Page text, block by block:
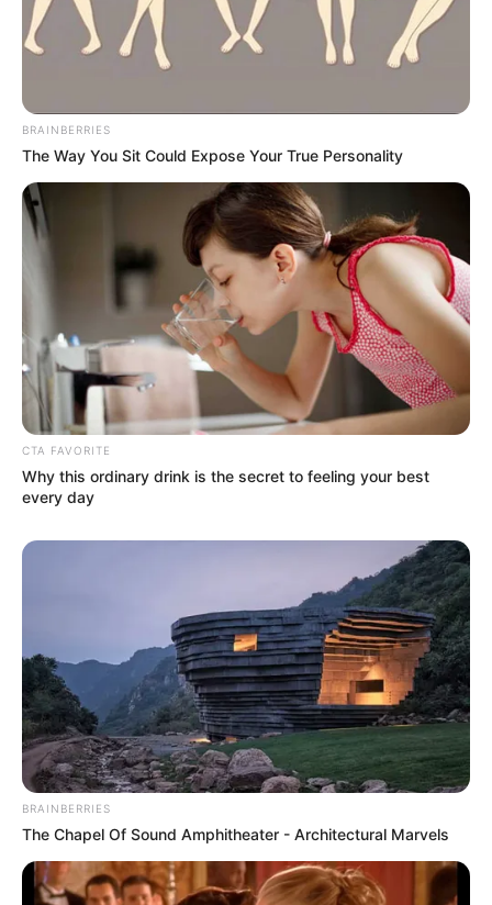
“Lehet, hogy végig ott volt a megoldás a szemünk
információkat?” – úgy gondolja érdemes ezen
BRAINBERRIES
The Way You Sit Could Expose Your True Personality
CTA FAVORITE
Why this ordinary drink is the secret to feeling your best
every day
BRAINBERRIES
The Chapel Of Sound Amphitheater - Architectural Marvels